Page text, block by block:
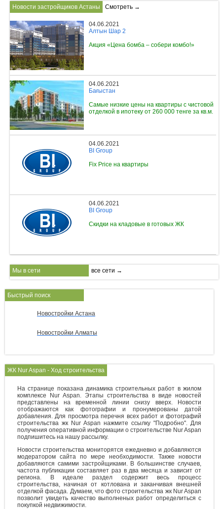
Новости застройщиков Астаны Смотреть →
04.06.2021
Алтын Шар 2
Акция «Цена бомба – собери комбо!»
04.06.2021
Бағыстан
Самые низкие цены на квартиры с чистовой
отделкой в ипотеку от 260 000 тенге за кв.м.
04.06.2021
BI Group
Fix Price на квартиры
04.06.2021
BI Group
Скидки на кладовые в готовых ЖК
Мы в сети все сети →
Быстрый поиск
Новостройки Астана
Новостройки Алматы
ЖК Nur Aspan - Ход строительства
На странице показана динамика строительных работ в жилом
комплексе Nur Aspan. Этапы строительства в виде новостей
представлены на временной линии снизу вверх. Новости
отображаются как фотографии и пронумерованы датой
добавления. Для просмотра перечня всех работ и фотографий
строительства жк Nur Aspan нажмите ссылку "Подробно". Для
получения оперативной информации о строительстве Nur Aspan
подпишитесь на нашу рассылку.
Новости строительства мониторятся ежедневно и добавляются
модератором сайта по мере необходимости. Также новости
добавляются самими застройщиками. В большинстве случаев,
частота публикации составляет раз в два месяца и зависит от
региона. В идеале раздел содержит весь процесс
строительства, начиная от котлована и заканчивая внешней
отделкой фасада. Думаем, что фото строительства жк Nur Aspan
позволит увидеть качество выполненых работ определиться с
покупкой недвижимости.